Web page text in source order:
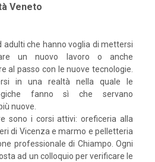
Veneto
adulti che hanno voglia di mettersi
un nuovo lavoro o anche
al passo con le nuove tecnologie.
in una realtà nella quale le
fanno sì che servano
nuove.
sono i corsi attivi: oreficeria alla
di Vicenza e marmo e pelletteria
professionale di Chiampo. Ogni
ad un colloquio per verificare le